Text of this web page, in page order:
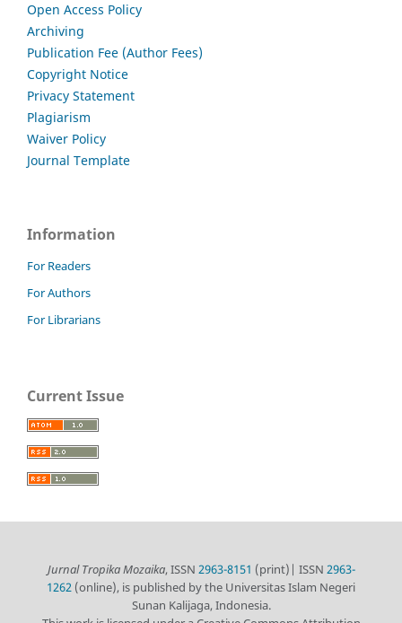
Open Access Policy
Archiving
Publication Fee (Author Fees)
Copyright Notice
Privacy Statement
Plagiarism
Waiver Policy
Journal Template
Information
For Readers
For Authors
For Librarians
Current Issue
Jurnal Tropika Mozaika, ISSN 2963-8151 (print)| ISSN 2963-
1262 (online), is published by the Universitas Islam Negeri
Sunan Kalijaga, Indonesia.